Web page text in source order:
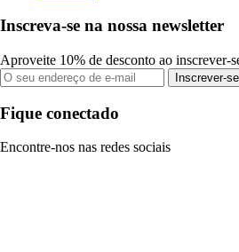
Inscreva-se na nossa newsletter
Aproveite 10% de desconto ao inscrever-
Inscrever-se
Fique conectado
Encontre-nos nas redes sociais